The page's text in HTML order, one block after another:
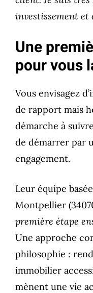
investissement et
Une
pour vous
Vous envisagez
de rapport mais
démarche à
de démarrer par
engagement.
Leur équipe
Montpellier
première étape
Une approche
philosophie :
immobilier
mènent une vie